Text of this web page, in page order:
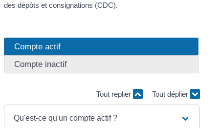
des dépôts et consignations (CDC).
Compte actif
Compte inactif
Tout replier Tout déplier
Qu'est-ce qu'un compte actif ?